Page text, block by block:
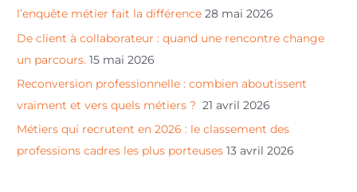
r
:
l’enquête métier fait la différence 28 mai 2026
De client à collaborateur : quand une rencontre change
un parcours. 15 mai 2026
Reconversion professionnelle : combien aboutissent
vraiment et vers quels métiers ? 21 avril 2026
Métiers qui recrutent en 2026 : le classement des
professions cadres les plus porteuses 13 avril 2026